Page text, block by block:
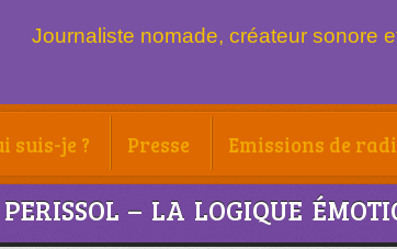
Journaliste nomade, créateur sonore
suis-je ? Presse Emissions de
– LA LOGIQUE